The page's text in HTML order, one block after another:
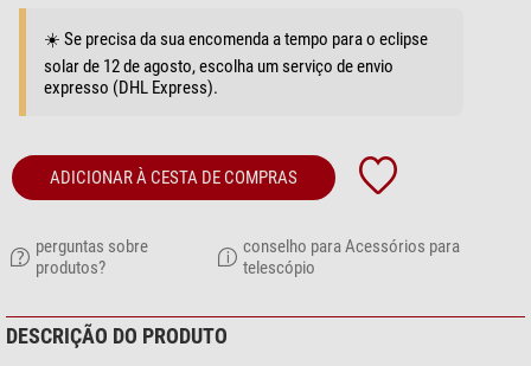
☀️ Se precisa da sua encomenda a tempo para o eclipse
solar de 12 de agosto, escolha um serviço de envio
expresso (DHL Express).
ADICIONAR À CESTA DE COMPRAS
perguntas sobre
produtos?
conselho para Acessórios para
telescópio
DESCRIÇÃO DO PRODUTO